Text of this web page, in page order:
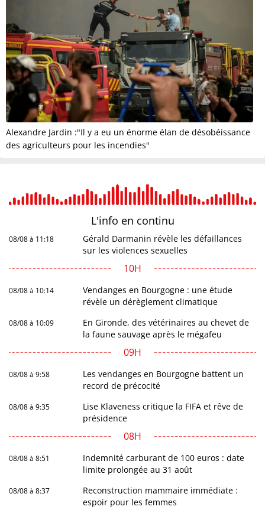
Alexandre Jardin :"Il y a eu un énorme élan de désobéissance
des agriculteurs pour les incendies"
L'info en continu
08/08 à 11:18
Gérald Darmanin révèle les défaillances
sur les violences sexuelles
10H
08/08 à 10:14
Vendanges en Bourgogne : une étude
révèle un dérèglement climatique
08/08 à 10:09
En Gironde, des vétérinaires au chevet de
la faune sauvage après le mégafeu
09H
08/08 à 9:58
Les vendanges en Bourgogne battent un
record de précocité
08/08 à 9:35
Lise Klaveness critique la FIFA et rêve de
présidence
08H
08/08 à 8:51
Indemnité carburant de 100 euros : date
limite prolongée au 31 août
08/08 à 8:37
Reconstruction mammaire immédiate :
espoir pour les femmes